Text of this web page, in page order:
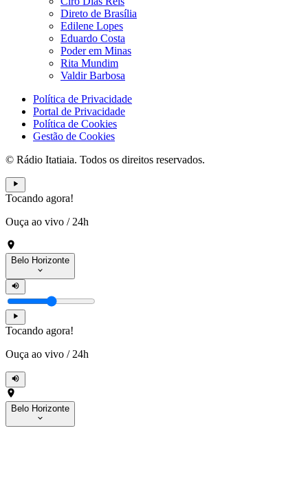
Direto de Brasília
Edilene Lopes
Eduardo Costa
Poder em Minas
Rita Mundim
Valdir Barbosa
Política de Privacidade
Portal de Privacidade
Política de Cookies
Gestão de Cookies
© Rádio Itatiaia. Todos os direitos reservados.
Tocando agora!
Ouça ao vivo /24h
Belo Horizonte
Tocando agora!
Ouça ao vivo /24h
Belo Horizonte